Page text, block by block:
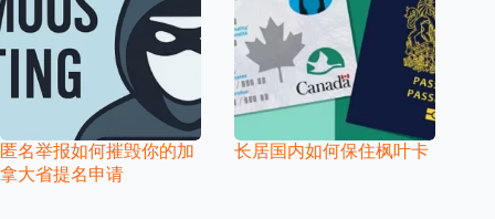
匿名举报如何摧毁你的加
拿大省提名申请
长居国内如何保住枫叶卡